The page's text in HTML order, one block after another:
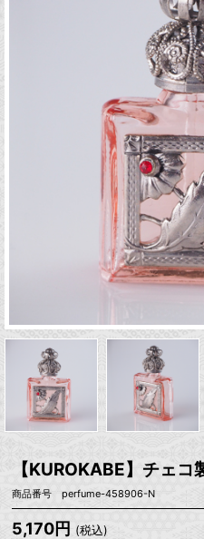
【KUROKABE】チェ
商品番号 perfume-458906-N
5,170円 (税込)